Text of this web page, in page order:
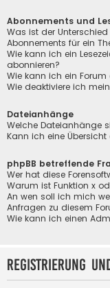
Abonnements und
Was ist der
Abonnements für ein
Wie kann ich ein
abonnieren?
Wie kann ich ein Forum
Wie deaktiviere ich
Dateianhänge
Welche Dateianhänge
Kann ich eine
phpBB betreffende
Wer hat diese
Warum ist Funktion x
An wen soll ich mich
Anfragen zu diesem
Wie kann ich einen
Registrierung